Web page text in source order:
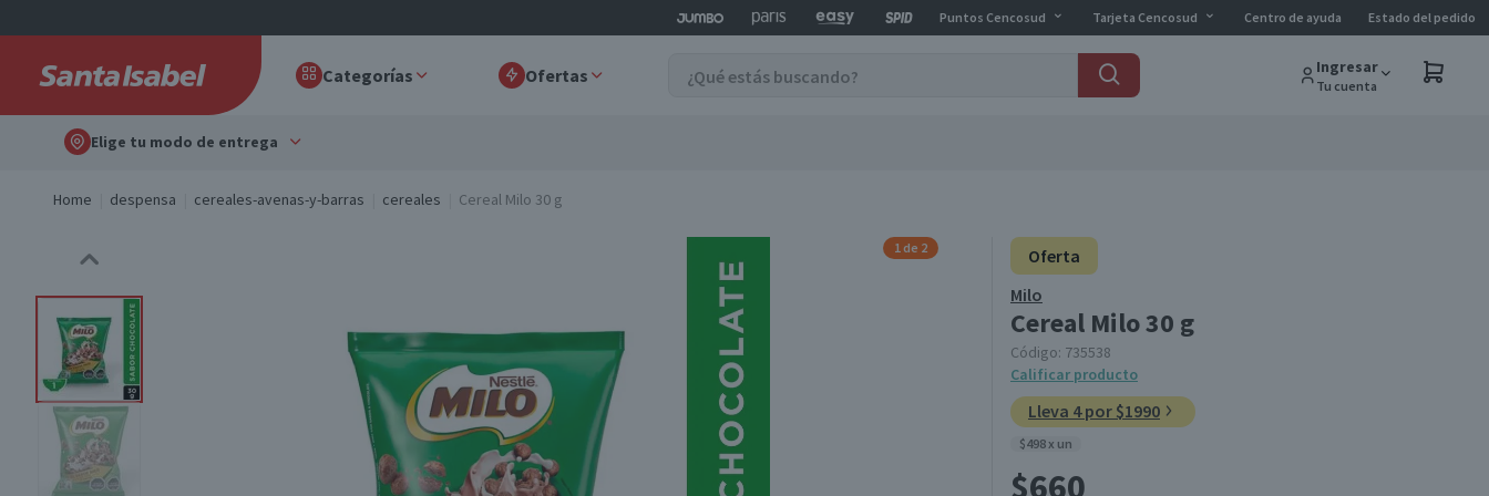
Puntos Cencosud Tarjeta Cencosud Centro de ayuda Estado del pedido
Categorías Ofertas Ingresar
Tu cuenta
Elige tu modo de entrega
Home despensa cereales-avenas-y-barras cereales Cereal Milo 30 g
Oferta
Milo
Cereal Milo 30 g
Código: 735538
Calificar producto
Lleva 4 por $1990
$498 x un
$660
1 de 2